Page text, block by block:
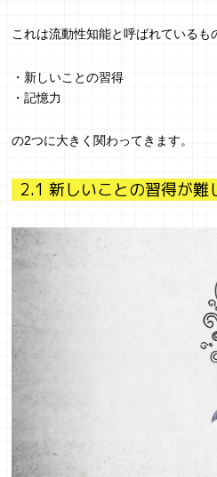
これは流動性知能と呼ばれているも
・新しいことの習得
・記憶力
の2つに大きく関わってきます。
2.1 新しいことの習得が難